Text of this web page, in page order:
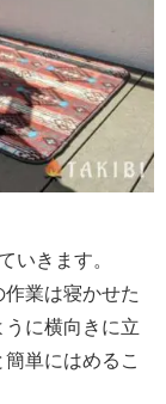
いきます。
業は寝かせた
に横向きに立
単にはめるこ